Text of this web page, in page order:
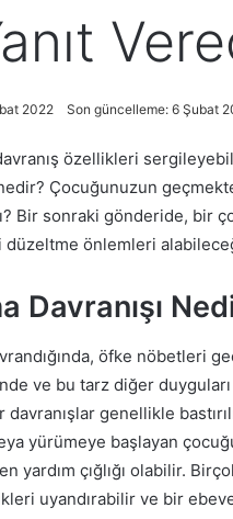
2022 Son güncelleme: 6 Şubat
özellikleri
Çocuğunuzun
Bir sonraki gönderide, bir
önlemleri
Davranışı
öfke nöbetleri
ve bu tarz diğer
davranışlar genellikle
yürümeye başlayan
yardım çığlığı olabilir.
uyandırabilir ve bir